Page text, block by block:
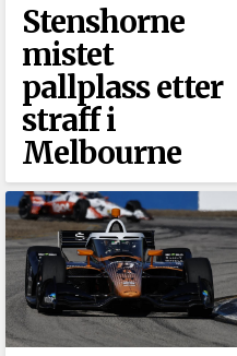
Stenshorne
mistet
pallplass etter
straff i
Melbourne